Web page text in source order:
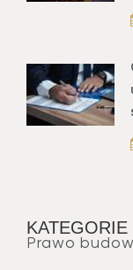
KATEGORIE
Prawo